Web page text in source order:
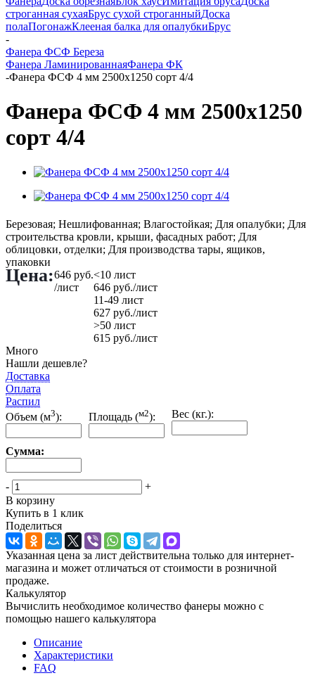
строганная сухаяБрус сухой строганныйДоска
полаПогонажКлееная балка для опалубкиБрус
-
Фанера ФСФ Береза
Фанера ЛаминированнаяФанера ФК
-Фанера ФСФ 4 мм 2500х1250 сорт 4/4
Фанера ФСФ 4 мм 2500х1250
сорт 4/4
Березовая; Нешлифованная; Влагостойкая; Для опалубки; Для
строительства кровли, крыши, фасадных работ; Для
облицовки, отделки; Для производства тары, ящиков,
упаковки
Цена:646 руб.
/лист
<10 лист
646 руб./лист
11-49 лист
627 руб./лист
>50 лист
615 руб./лист
Много
Нашли дешевле?
Доставка
Оплата
Распил
Объем (м3): Площадь (м2): Вес (кг.):
Сумма:
-
+
В корзину
Купить в 1 клик
Поделиться
Указанная цена за лист действительна только для интернет-
магазина и может отличаться от стоимости в розничной
продаже.
Калькулятор
Вычислить необходимое количество фанеры можно с
помощью нашего калькулятора
Описание
Характеристики
FAQ